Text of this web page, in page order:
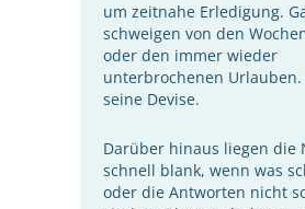
um zeitnahe Erledigung.
schweigen von den
oder den immer wieder
unterbrochenen
seine Devise.
Darüber hinaus liegen die
schnell blank, wenn was
oder die Antworten nicht